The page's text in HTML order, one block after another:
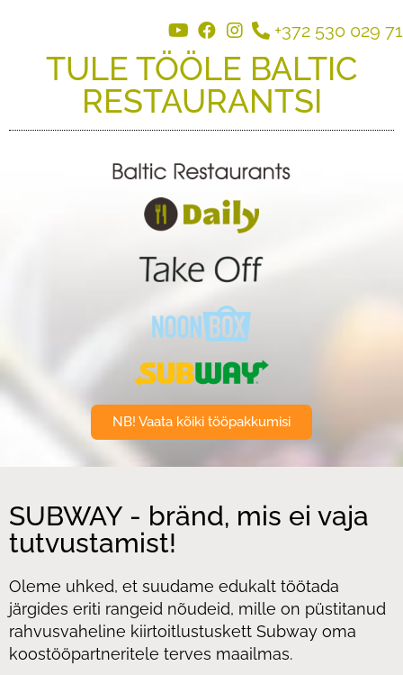
+372 530 029 71
TULE TÖÖLE BALTIC
RESTAURANTSI
NB! Vaata kõiki tööpakkumisi
SUBWAY - bränd, mis ei vaja
tutvustamist!
Oleme uhked, et suudame edukalt töötada
järgides eriti rangeid nõudeid, mille on püstitanud
rahvusvaheline kiirtoitlustuskett Subway oma
koostööpartneritele terves maailmas.